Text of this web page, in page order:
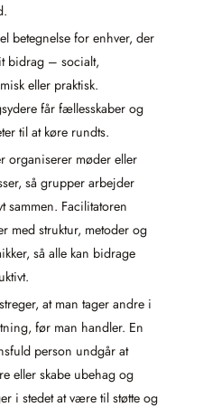
betegnelse for enhver, der
bidrag – socialt,
eller praktisk.
får fællesskaber og
til at køre rundts.
organiserer møder eller
så grupper arbejder
sammen. Facilitatoren
med struktur, metoder og
så alle kan bidrage
at man tager andre i
før man handler. En
person undgår at
eller skabe ubehag og
i stedet at være til støtte og